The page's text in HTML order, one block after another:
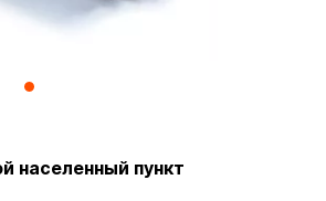
населенный пункт